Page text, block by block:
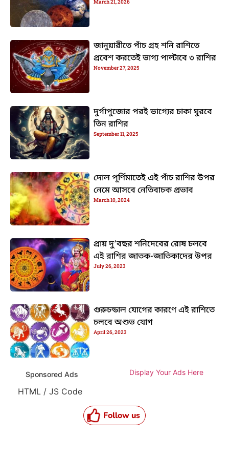
March 21, 2026
জানুয়ারীতে পাঁচ গ্রহ শনি রাশিতে
প্রবেশ করতেই ভাগ্য পাল্টাবে ৩ রাশির
November 27, 2025
দুর্গাপুজোর পরই ভাগ্যের চাকা ঘুরবে
তিন রাশির
September 11, 2025
দোল পূর্ণিমাতেই এই পাঁচ রাশির উপর
নেমে আসবে নেতিবাচক প্রভাব
March 10, 2024
প্রায় দু’বছর শনিদেবের রোষ চলবে
এই রাশির জাতক-জাতিকাদের উপর
July 26, 2023
গুরুচন্ডাল যোগের কারণে এই রাশিতে
চলবে অশুভ যোগ
April 26, 2023
Sponsored Ads Display Your Ads Here
HTML / JS Code
Follow us